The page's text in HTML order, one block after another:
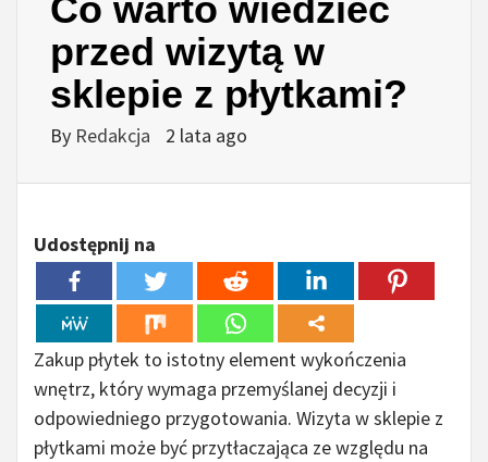
Co warto wiedzieć
przed wizytą w
sklepie z płytkami?
By Redakcja 2 lata ago
Udostępnij na
Zakup płytek to istotny element wykończenia
wnętrz, który wymaga przemyślanej decyzji i
odpowiedniego przygotowania. Wizyta w sklepie z
płytkami może być przytłaczająca ze względu na